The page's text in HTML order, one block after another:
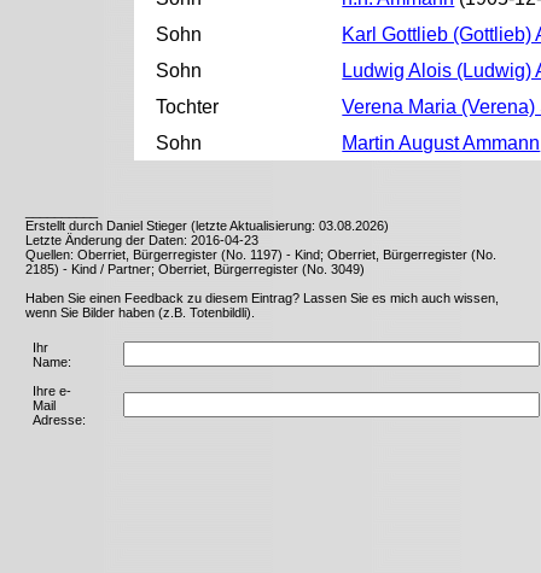
Sohn
Karl Gottlieb (Gottlieb)
Sohn
Ludwig Alois (Ludwig)
Tochter
Verena Maria
Sohn
Martin August Ammann
Erstellt durch Daniel Stieger (letzte Aktualisierung: 03.08.2026)
Letzte Änderung der Daten: 2016-04-23
Quellen: Oberriet, Bürgerregister (No. 1197) - Kind; Oberriet, Bürgerregister (No.
2185) - Kind / Partner; Oberriet, Bürgerregister (No. 3049)
Haben Sie einen Feedback zu diesem Eintrag? Lassen Sie es mich auch wissen,
wenn Sie Bilder haben (z.B. Totenbildli).
Ihr
Name:
Ihre e-
Mail
Adresse: